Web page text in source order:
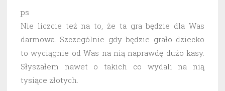
ps
Nie liczcie też na to, że ta gra będzie dla Was
darmowa. Szczególnie gdy będzie grało dziecko
to wyciągnie od Was na nią naprawdę dużo kasy.
Słyszałem nawet o takich co wydali na nią
tysiące złotych.